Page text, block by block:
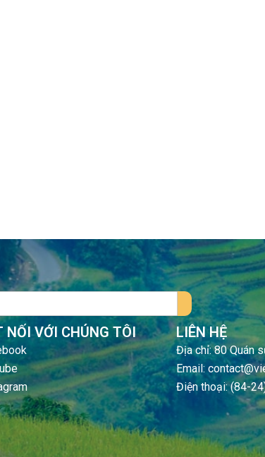
NỐI VỚI CHÚNG TÔI LIÊN HỆ
Địa chỉ: 80 Quán
Email:
Điện thoại: (84-